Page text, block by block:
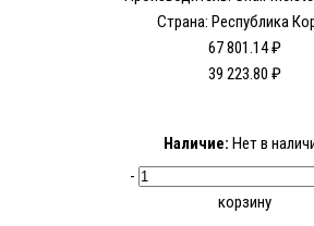
Страна: Республика
67 801.14 ₽
39 223.80 ₽
Наличие: Нет в
-
корзину